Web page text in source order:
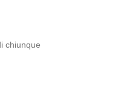
chiunque